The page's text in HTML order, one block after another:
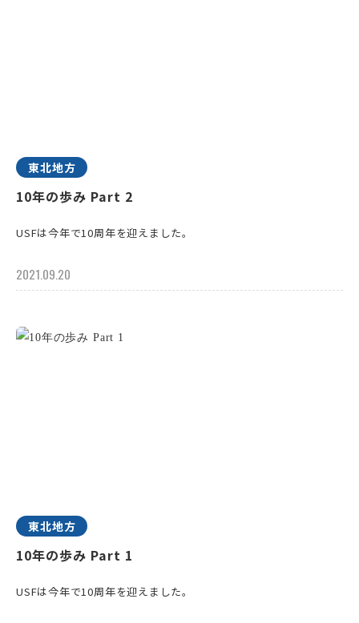
東北地方
10年の歩み Part 2
USFは今年で10周年を迎えました。
2021.09.20
東北地方
10年の歩み Part 1
USFは今年で10周年を迎えました。